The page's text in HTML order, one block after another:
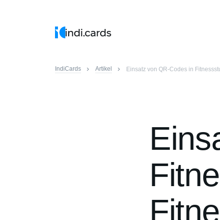
IndiCards Artikel Einsatz von QR-Codes in